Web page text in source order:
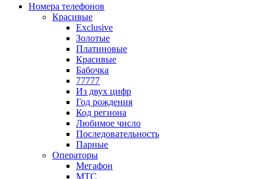
Номера телефонов
Красивые
Exclusive
Золотые
Платиновые
Красивые
Бабочка
77777
Из двух цифр
Год рождения
Код региона
Любимое число
Последовательность
Парные
Операторы
Мегафон
МТС